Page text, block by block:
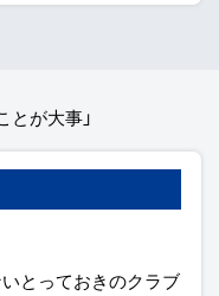
とが大事」
とっておきのクラブ